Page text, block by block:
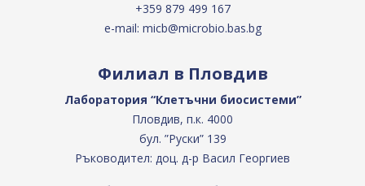
+359 879 499 167
e-mail: micb@microbio.bas.bg
Филиал в Пловдив
Лаборатория “Клетъчни биосистеми”
Пловдив, п.к. 4000
бул. ”Руски” 139
Ръководител: доц. д-р Васил Георгиев